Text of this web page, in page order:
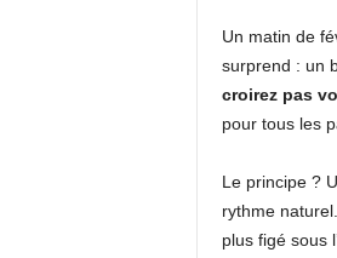
Un matin de
surprend : un
croirez pas
pour tous les
Le principe ?
rythme
plus figé sous